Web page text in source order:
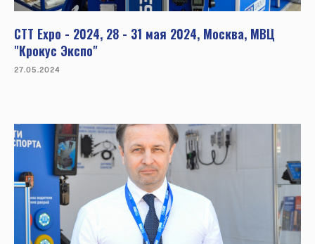
CTT Expo - 2024, 28 - 31 мая 2024, Москва, МВЦ
"Крокус Экспо"
27.05.2024